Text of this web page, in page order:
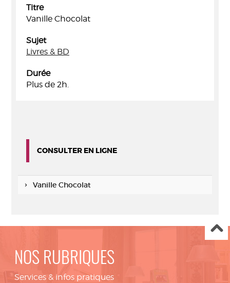
Titre
Vanille Chocolat
Sujet
Livres & BD
Durée
Plus de 2h.
CONSULTER EN LIGNE
Vanille Chocolat
NOS RUBRIQUES
Services & infos pratiques